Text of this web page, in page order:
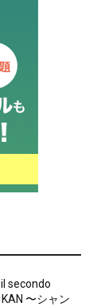
secondo
〜シャン